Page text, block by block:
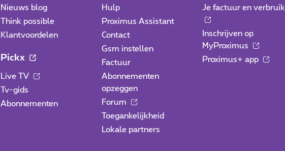
Nieuws blog
Think possible
Klantvoordelen
Pickx
Live TV
Tv-gids
Abonnementen
Hulp
Proximus Assistant
Contact
Gsm instellen
Factuur
Abonnementen
opzeggen
Forum
Toegankelijkheid
Lokale partners
Je factuur en verbruik
Inschrijven op
MyProximus
Proximus+ app